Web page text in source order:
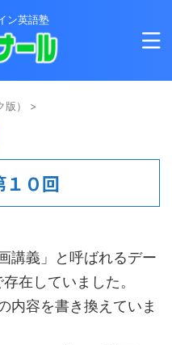
ン英語塾
） >
０回
講義」と呼ばれるデー
在していました。
内容を書き換えていま